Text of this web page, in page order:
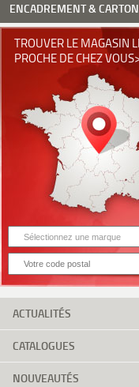
ENCADREMENT &
TROUVER LE MAGASIN
PROCHE DE CHEZ
ACTUALITÉS
CATALOGUES
NOUVEAUTÉS